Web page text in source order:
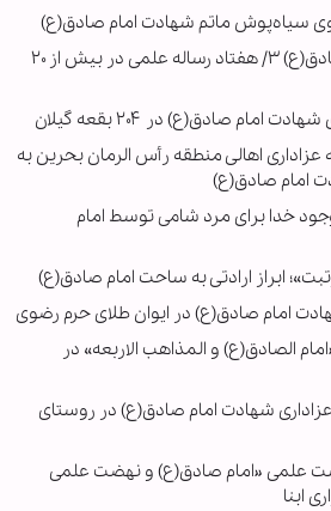
سیاه‌پوش ماتم شهادت امام صادق(ع)
آثار منسوب به امام صادق(ع) ۳/ هفتاد رساله علمی در بیش از ۲۰
امام صادق(ع) در ۲۰۴ بقعه گیلان
اهالی منطقه رأس الرمان بحرین به
امام صادق(ع)
خدا برای مرد شامی توسط امام
ابراز ارادتی به ساحت امام صادق(ع)
امام صادق(ع) در ایوان طلای حرم رضوی
الصادق(ع) و المذاهب الاربعه» در
شهادت امام صادق(ع) در روستای
علمی «امام صادق(ع) و نهضت علمی
ابنا